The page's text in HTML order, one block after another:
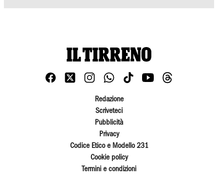
Redazione
Scriveteci
Pubblicità
Privacy
Codice Etico e Modello 231
Cookie policy
Termini e condizioni